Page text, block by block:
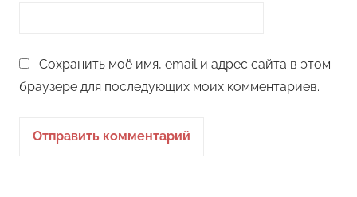
Сохранить моё имя, email и адрес сайта в этом
браузере для последующих моих комментариев.